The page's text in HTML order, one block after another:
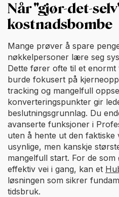
Når "gjør-det-
kostnadsbombe
Mange prøver å spare
nøkkelpersoner lære seg
Dette fører ofte til et enormt
burde fokusert på
tracking og mangelfull
konverteringspunkter gir
beslutningsgrunnlag. Du
avanserte funksjoner i
uten å hente ut den faktiske
usynlige, men kanskje
mangelfull start. For de
effektiv vei i gang, kan et
løsningen som sikrer
tidsbruk.